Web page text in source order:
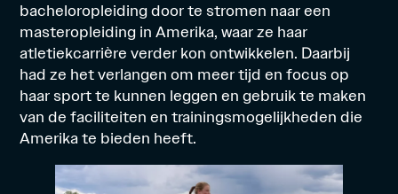
bacheloropleiding door te stromen naar een
masteropleiding in Amerika, waar ze haar
atletiekcarrière verder kon ontwikkelen. Daarbij
had ze het verlangen om meer tijd en focus op
haar sport te kunnen leggen en gebruik te maken
van de faciliteiten en trainingsmogelijkheden die
Amerika te bieden heeft.